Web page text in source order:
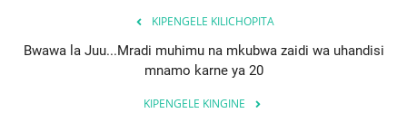
KIPENGELE KILICHOPITA
Bwawa la Juu...Mradi muhimu na mkubwa zaidi wa uhandisi
mnamo karne ya 20
KIPENGELE KINGINE